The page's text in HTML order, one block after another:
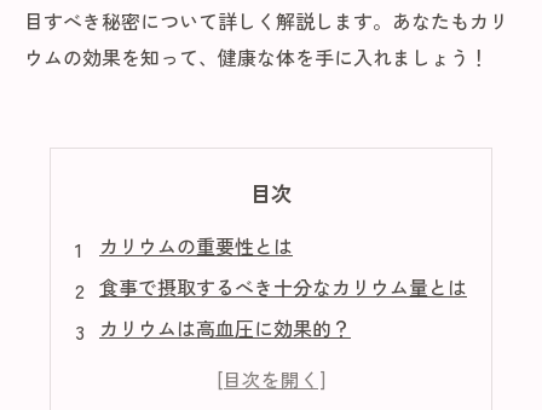
目すべき秘密について詳しく解説します。あなたもカリ
ウムの効果を知って、健康な体を手に入れましょう！
目次
カリウムの重要性とは
食事で摂取するべき十分なカリウム量とは
カリウムは高血圧に効果的？
カリウムの不足がもたらす健康問題とは